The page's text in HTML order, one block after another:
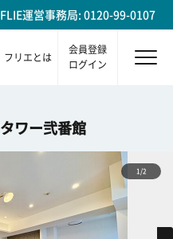
FLIE運営事務局: 0120-99-0107
フリエとは
会員登録
ログイン
ワー弐番館
1/2